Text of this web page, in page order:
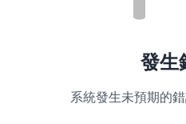
發生
系統發生未預期的